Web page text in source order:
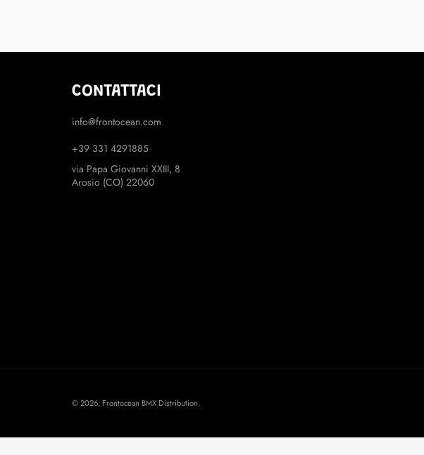
CONTATTACI
info@frontocean.com
+39 331 4291885
via Papa Giovanni XXIII, 8
Arosio (CO) 22060
© 2026, Frontocean BMX Distribution.